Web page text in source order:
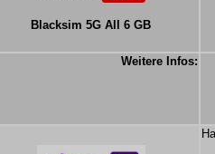
Blacksim 5G All 6 GB
Weitere Infos: